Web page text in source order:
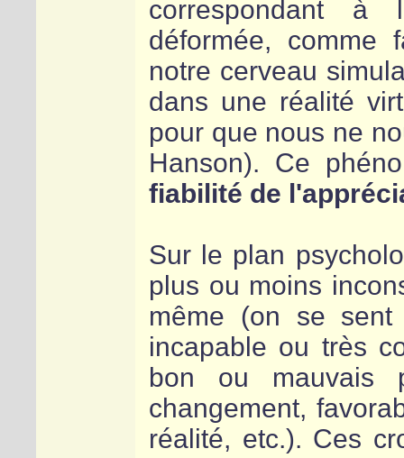
correspondant à
déformée, comme
notre cerveau
dans une réalité
pour que nous ne
Hanson). Ce
fiabilité de
Sur le plan
plus ou moins
même (on se
incapable ou très
bon ou mauvais
changement,
réalité, etc.). Ces